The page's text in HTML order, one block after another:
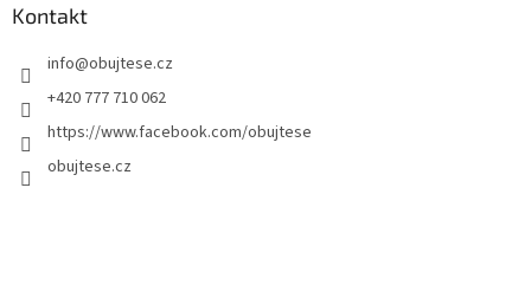
Kontakt
info@obujtese.cz
+420 777 710 062
https://www.facebook.com/obujtese
obujtese.cz